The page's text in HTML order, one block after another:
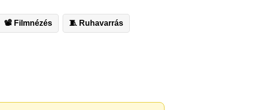
📽 Filmnézés 🧵 Ruhavarrás